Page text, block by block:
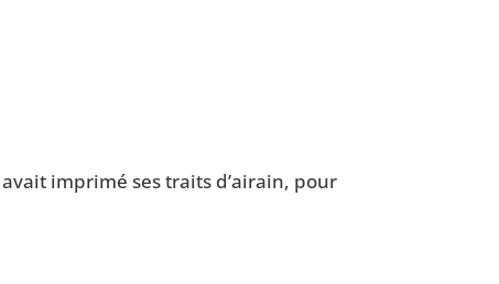
impri­mé ses traits d’airain, pour